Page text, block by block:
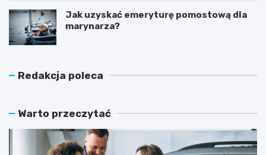
Jak uzyskać emeryturę pomostową dla
marynarza?
Redakcja poleca
Warto przeczytać